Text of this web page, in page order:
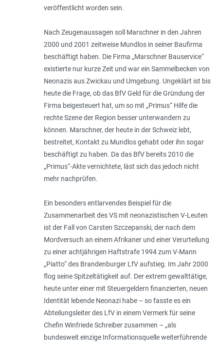
veröffentlicht worden sein.
Nach Zeugenaussagen soll Marschner in den Jahren
2000 und 2001 zeitweise Mundlos in seiner Baufirma
beschäftigt haben. Die Firma „Marschner Bauservice“
existierte nur kurze Zeit und war ein Sammelbecken von
Neonazis aus Zwickau und Umgebung. Ungeklärt ist bis
heute die Frage, ob das BfV Geld für die Gründung der
Firma beigesteuert hat, um so mit „Primus“ Hilfe die
rechte Szene der Region besser unterwandern zu
können. Marschner, der heute in der Schweiz lebt,
bestreitet, Kontakt zu Mundlos gehabt oder ihn sogar
beschäftigt zu haben. Da das BfV bereits 2010 die
„Primus“-Akte vernichtete, läst sich das jedoch nicht
mehr nachprüfen.
Ein besonders entlarvendes Beispiel für die
Zusammenarbeit des VS mit neonazistischen V-Leuten
ist der Fall von Carsten Szczepanski, der nach dem
Mordversuch an einem Afrikaner und einer Verurteilung
zu einer achtjährigen Haftstrafe 1994 zum V-Mann
„Piatto“ des Brandenburger LfV aufstieg. Im Jahr 2000
flog seine Spitzeltätigkeit auf. Der extrem gewalttätige,
heute unter einer mit Steuergeldern finanzierten, neuen
Identität lebende Neonazi habe – so fasste es ein
Abteilungsleiter des LfV in einem Vermerk für seine
Chefin Winfriede Schreiber zusammen – „als
bundesweit einzige Informationsquelle weiterführende